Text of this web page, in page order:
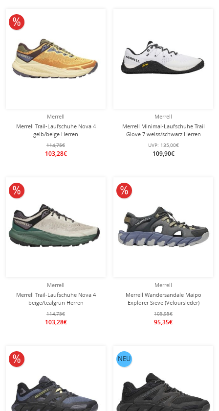
Merrell
Merrell Trail-Laufschuhe Nova 4
gelb/beige Herren
114,75€
103,28€
10% reduziert
Merrell
Merrell Minimal-Laufschuhe Trail
Glove 7 weiss/schwarz Herren
UVP: 135,00€
109,90€
Merrell
Merrell Trail-Laufschuhe Nova 4
beige/tealgrün Herren
114,75€
103,28€
10% reduziert
Merrell
Merrell Wandersandale Maipo
Explorer Sieve (Veloursleder)
grau/indigo Herren
105,95€
95,35€
10% reduziert
10% reduziert NEU